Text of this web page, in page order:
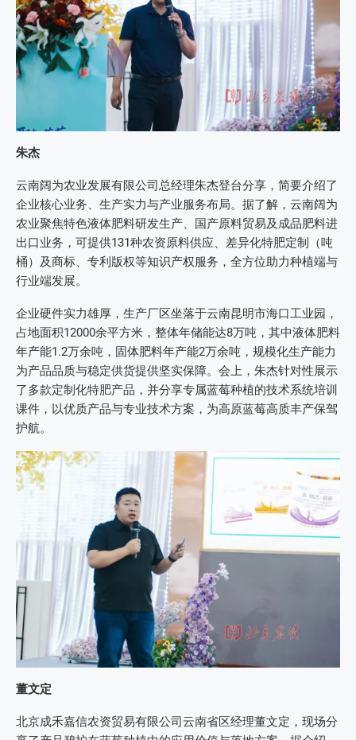
朱杰
云南阔为农业发展有限公司总经理朱杰登台分享，简要介绍了
企业核心业务、生产实力与产业服务布局。据了解，云南阔为
农业聚焦特色液体肥料研发生产、国产原料贸易及成品肥料进
出口业务，可提供131种农资原料供应、差异化特肥定制（吨
桶）及商标、专利版权等知识产权服务，全方位助力种植端与
行业端发展。
企业硬件实力雄厚，生产厂区坐落于云南昆明市海口工业园，
占地面积12000余平方米，整体年储能达8万吨，其中液体肥料
年产能1.2万余吨，固体肥料年产能2万余吨，规模化生产能力
为产品品质与稳定供货提供坚实保障。会上，朱杰针对性展示
了多款定制化特肥产品，并分享专属蓝莓种植的技术系统培训
课件，以优质产品与专业技术方案，为高原蓝莓高质丰产保驾
护航。
董文定
北京成禾嘉信农资贸易有限公司云南省区经理董文定，现场分